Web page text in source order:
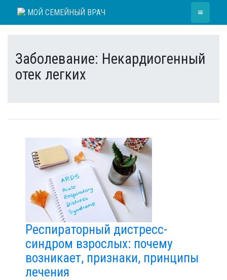
МОЙ СЕМЕЙНЫЙ ВРАЧ ≡
Заболевание: Некардиогенный
отек легких
Респираторный дистресс-
синдром взрослых: почему
возникает, признаки, принципы
лечения